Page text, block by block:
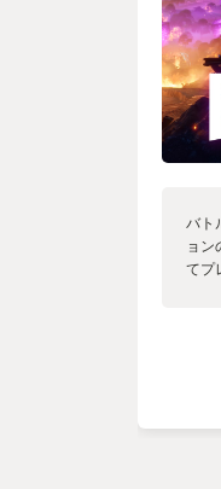
バト
ョ
てプ